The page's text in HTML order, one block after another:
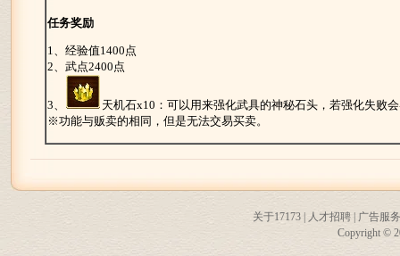
任务奖励
1、经验值1400点
2、武点2400点
3、
天机石x10：可以用来强化武具的神秘石头，若强化失败
※功能与贩卖的相同，但是无法交易买卖。
关于17173 人才招聘
广告服务
Copyright ©